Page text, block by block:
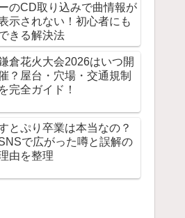
のCD取り込みで曲情報が
示されない！初心者にも
きる解決法
倉花火大会2026はいつ開
？屋台・穴場・交通規制
を完全ガイド！
とぷり卒業は本当なの？
で広がった噂と誤解の
由を整理